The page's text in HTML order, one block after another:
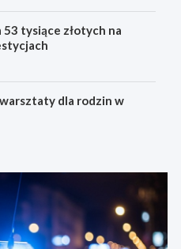
53 tysiące złotych na
dla rodzin w